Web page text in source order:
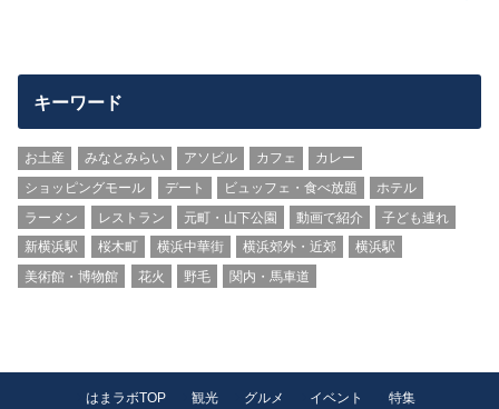
キーワード
お土産 みなとみらい アソビル カフェ
カレー
ショッピングモール
デート ビュッフェ・食べ放題
ホテル
ラーメン
レストラン 元町・山下公園 動画で紹介
子ども連れ
新横浜駅
桜木町 横浜中華街 横浜郊外・近郊
横浜駅
美術館・博物館
花火 野毛 関内・馬車道
はまラボTOP 観光 グルメ イベント 特集